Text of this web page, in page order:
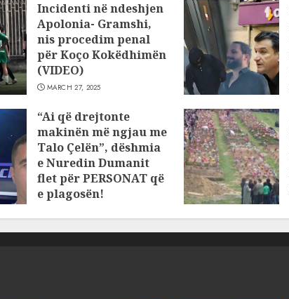
Incidenti në ndeshjen
Apolonia- Gramshi,
nis procedim penal
për Koço Kokëdhimën
(VIDEO)
MARCH 27, 2025
“Ai që drejtonte
makinën më ngjau me
Talo Çelën”, dëshmia
e Nuredin Dumanit
flet për PERSONAT që
e plagosën!